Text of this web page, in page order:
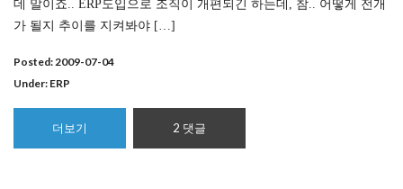
데 말이죠.. ERP도입으로 조직이 개편되긴 하는데, 참.. 어떻게 전개
가 될지 추이를 지켜봐야 […]
Posted: 2009-07-04
Under: ERP
더보기 2 댓글